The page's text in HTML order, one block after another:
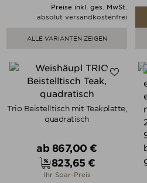
Preise inkl. ges. MwSt.
absolut versandkostenfrei
ALLE VARIANTEN ZEIGEN
Trio Beistelltisch mit Teakplatte,
quadratisch
Verkaufspreis
ab 867,00 €
Preis
823,65 €
Ihr Spar-Preis